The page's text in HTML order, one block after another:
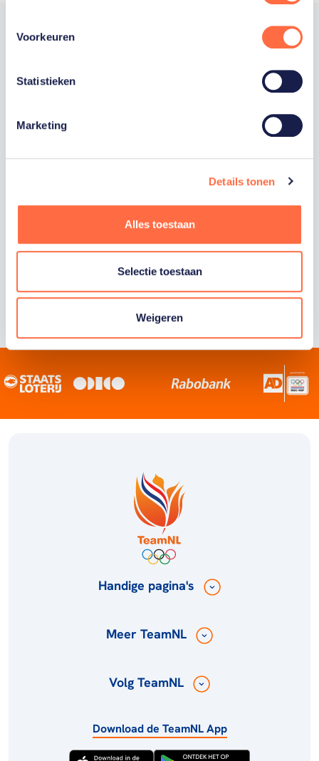
Voorkeuren
Statistieken
Marketing
Details tonen
Alles toestaan
Selectie toestaan
Weigeren
Trotse hoofdsponsor
Staatsloterij is trotse hoofdsponsor van
sportiefste land van de wereld maken.
Handige pagina's
Meer TeamNL
Volg TeamNL
Download de TeamNL App